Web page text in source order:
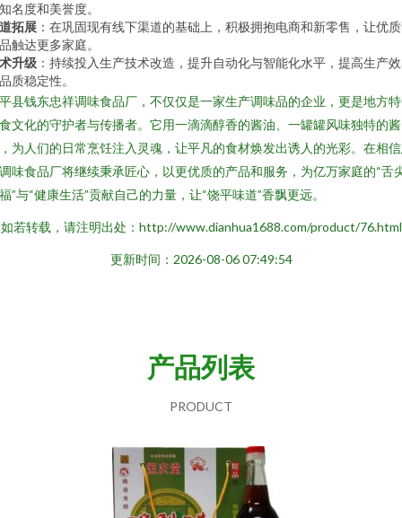
名度和美誉度。
拓展 ：在巩固现有线下渠道的基础上，积极拥抱电商和新零售，让优
触达更多家庭。
升级 ：持续投入生产技术改造，提升自动化与智能化水平，提高生产
质稳定性。
县钱东忠祥调味食品厂，不仅仅是一家生产调味品的企业，更是地方
文化的守护者与传播者。它用一滴滴醇香的酱油、一罐罐风味独特的酱
为人们的日常烹饪注入灵魂，让平凡的食材焕发出诱人的光彩。在相
味食品厂将继续秉承匠心，以更优质的产品和服务，为亿万家庭的“舌
”与“健康生活”贡献自己的力量，让“饶平味道”香飘更远。
如若转载，请注明出处：http://www.dianhua1688.com/product/76.html
更新时间：2026-08-06 07:49:54
产品列表
PRODUCT